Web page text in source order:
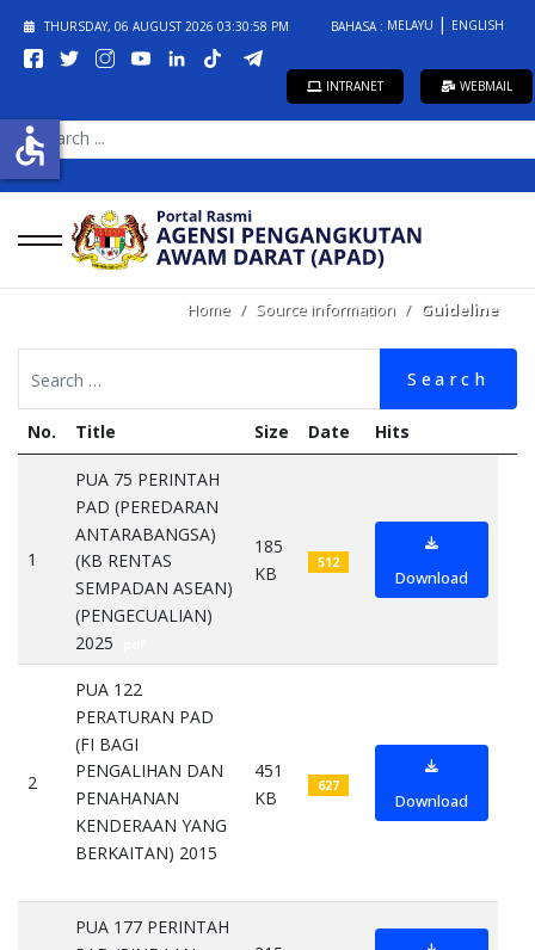
THURSDAY, 06 AUGUST 2026 03:30:59 PM BAHASA : MELAYU ENGLISH
INTRANET WEBMAIL
SEARCH
...
Home Source information Guideline
Search
No. Title Size Date Hits
1
PUA 75 PERINTAH
PAD (PEREDARAN
ANTARABANGSA)
(KB RENTAS
SEMPADAN ASEAN)
(PENGECUALIAN)
2025
185
KB
512
Download
2
PUA 122
PERATURAN PAD
(FI BAGI
PENGALIHAN DAN
PENAHANAN
KENDERAAN YANG
BERKAITAN) 2015
451
KB
627
Download
PUA 177 PERINTAH
accessible